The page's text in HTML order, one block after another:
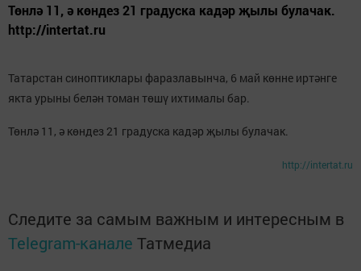
Төнлә 11, ә көндез 21 градуска кадәр җылы булачак.
http://intertat.ru
Татарстан синоптиклары фаразлавынча, 6 май көнне иртәнге
якта урыны белән томан төшү ихтималы бар.
Төнлә 11, ә көндез 21 градуска кадәр җылы булачак.
http://intertat.ru
Следите за самым важным и интересным в
Telegram-канале Татмедиа